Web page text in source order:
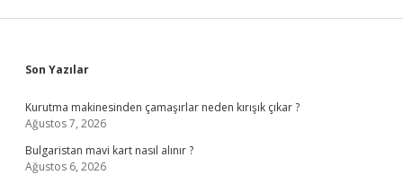
Sidebar
Son Yazılar
Kurutma makinesinden çamaşırlar neden kırışık çıkar ?
Ağustos 7, 2026
Bulgaristan mavi kart nasıl alınır ?
Ağustos 6, 2026